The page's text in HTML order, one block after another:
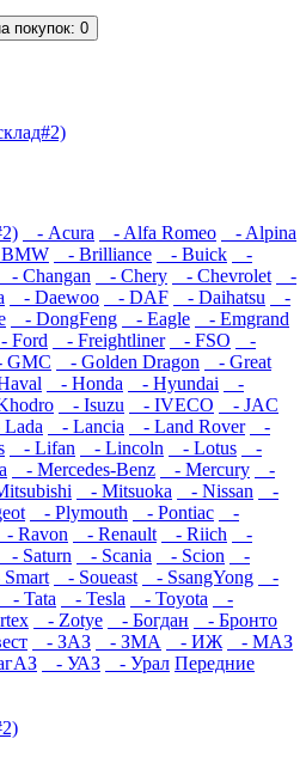
покупок: 0
- Acura - Alfa Romeo
- Alpina
- Brilliance - Buick
-
- Changan - Chery - Chevrolet
-
- Daewoo - DAF - Daihatsu
-
- DongFeng - Eagle
- Emgrand
Ford - Freightliner - FSO
-
GMC - Golden Dragon
- Great
- Honda - Hyundai
-
- Isuzu - IVECO
- JAC
- Lancia - Land Rover
-
- Lifan - Lincoln - Lotus
-
- Mercedes-Benz - Mercury
-
- Mitsuoka - Nissan
-
- Plymouth - Pontiac
-
- Ravon - Renault - Riich
-
- Saturn - Scania - Scion
-
- Soueast - SsangYong
-
- Tata - Tesla - Toyota
-
- Zotye - Богдан
- Бронто
- ЗАЗ - ЗМА - ИЖ
- МАЗ
- УАЗ - Урал Передние